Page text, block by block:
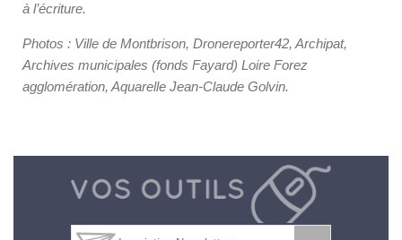
à l’écriture.
Photos : Ville de Montbrison, Dronereporter42, Archipat,
Archives municipales (fonds Fayard) Loire Forez
agglomération, Aquarelle Jean-Claude Golvin.